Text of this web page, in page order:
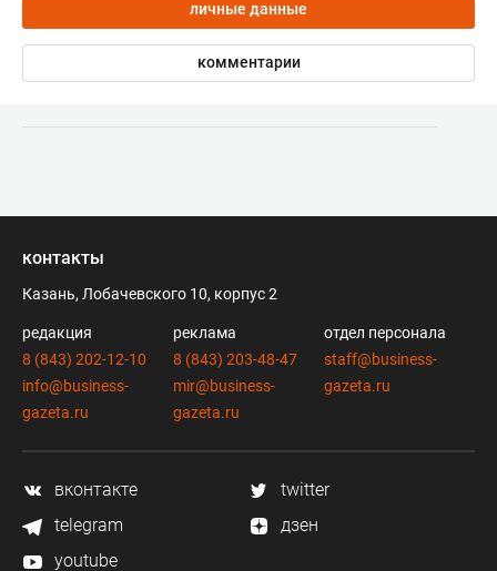
личные данные
комментарии
контакты
Казань, Лобачевского 10, корпус 2
редакция
8 (843) 202-12-10
info@business-
gazeta.ru
реклама
8 (843) 203-48-47
mir@business-
gazeta.ru
отдел персонала
staff@business-
gazeta.ru
вконтакте
twitter
telegram
дзен
youtube